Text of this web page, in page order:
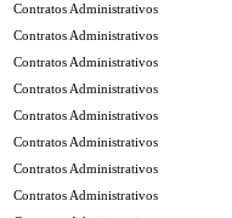
Contratos Administrativos
Contratos Administrativos
Contratos Administrativos
Contratos Administrativos
Contratos Administrativos
Contratos Administrativos
Contratos Administrativos
Contratos Administrativos